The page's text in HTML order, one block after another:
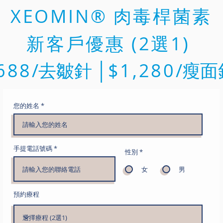
XEOMIN® 肉毒桿菌素
​新客戶優惠 (2選1)
/去皺針 │ $1,280/瘦面
您的姓名
手提電話號碼 性別 *
女
男
預約療程